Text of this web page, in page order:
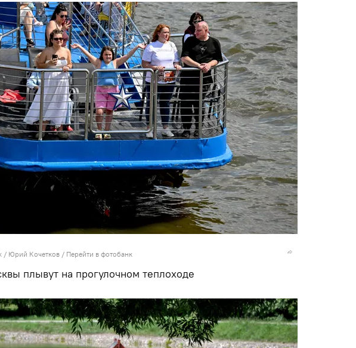
/ Юрий Кочетков / Перейти в фотобанк
плывут на прогулочном теплоходе